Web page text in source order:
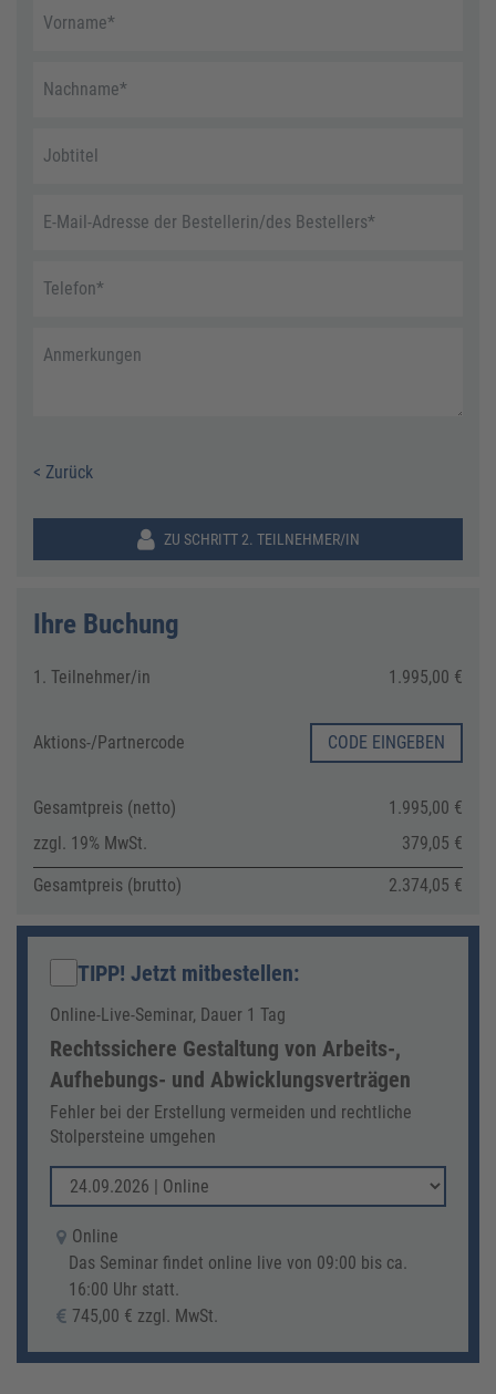
Vorname*
Nachname*
Jobtitel
E-Mail-Adresse der Bestellerin/des Bestellers*
Telefon*
Anmerkungen
< Zurück
ZU SCHRITT 2. TEILNEHMER/IN
Ihre Buchung
1. Teilnehmer/in 1.995,00 €
Aktions-/Partnercode CODE EINGEBEN
Gesamtpreis (netto)
1.995,00 €
zzgl. 19% MwSt.
379,05 €
Gesamtpreis (brutto)
2.374,05 €
TIPP! Jetzt mitbestellen:
Online-Live-Seminar, Dauer 1 Tag
Rechtssichere Gestaltung von Arbeits-,
Aufhebungs- und Abwicklungsverträgen
Fehler bei der Erstellung vermeiden und rechtliche
Stolpersteine umgehen
Online
Das Seminar findet online live von 09:00 bis ca.
16:00 Uhr statt.
745,00 € zzgl. MwSt.